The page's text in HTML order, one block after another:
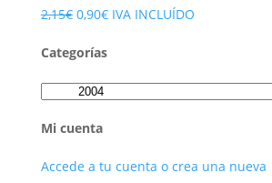
2,15€ El
original
2,15€.
0,90€El
actual
0,90€.
IVA INCLUÍDO
Categorías
Mi cuenta
Accede a tu cuenta o crea una nueva